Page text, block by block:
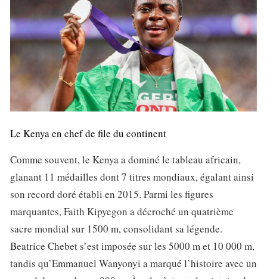
Le Kenya en chef de file du continent
Comme souvent, le Kenya a dominé le tableau africain,
glanant 11 médailles dont 7 titres mondiaux, égalant ainsi
son record doré établi en 2015. Parmi les figures
marquantes, Faith Kipyegon a décroché un quatrième
sacre mondial sur 1500 m, consolidant sa légende.
Beatrice Chebet s’est imposée sur les 5000 m et 10 000 m,
tandis qu’Emmanuel Wanyonyi a marqué l’histoire avec un